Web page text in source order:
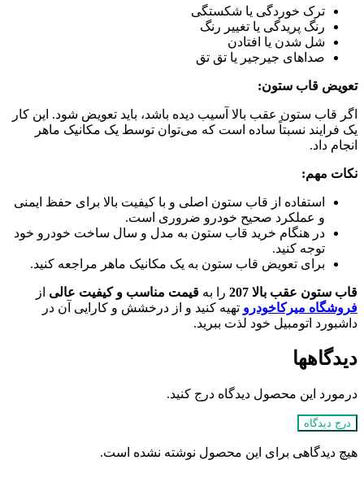
ترک خوردگی یا شکستگی
رنگ پریدگی یا تغییر رنگ
شل شدن یا افتادن
صداهای جیرجیر یا تق تق
تعویض قاب ستون:
اگر قاب ستون عقب بالا آسیب دیده باشد، باید تعویض شود. این کار
یک فرایند نسبتاً ساده است که می‌توان توسط یک مکانیک ماهر
انجام داد.
نکات مهم:
استفاده از قاب ستون اصلی و با کیفیت بالا برای حفظ ایمنی
و عملکرد صحیح خودرو ضروری است.
در هنگام خرید قاب ستون به مدل و سال ساخت خودرو خود
توجه کنید.
برای تعویض قاب ستون به یک مکانیک ماهر مراجعه کنید.
قاب ستون عقب بالا 207 را به قیمت مناسب و کیفیت عالی از
فروشگاه‌ میرکاخودرو تهیه کنید و از درخشش و کارایی آن در
داشبورد اتومبیل خود لذت ببرید.
دیدگاهها
درمورد این محصول دیدگاه درج کنید.
درج دیدگاه
هیچ دیدگاهی برای این محصول نوشته نشده است.